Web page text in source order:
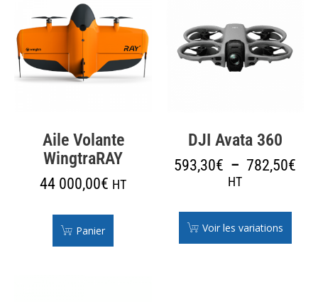
Aile Volante
WingtraRAY
44 000,00€ HT
Panier
DJI Avata 360
593,30€ – 782,50€
HT
Voir les variations